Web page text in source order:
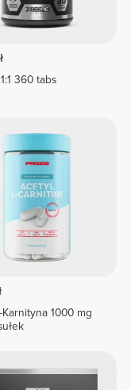
360 tabs
1000 mg